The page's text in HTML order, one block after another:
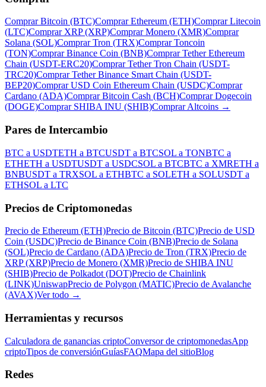
Comprar Bitcoin (BTC)Comprar Ethereum (ETH)Comprar Litecoin
(LTC)Comprar XRP (XRP)Comprar Monero (XMR)Comprar
Solana (SOL)Comprar Tron (TRX)Comprar Toncoin
(TON)Comprar Binance Coin (BNB)Comprar Tether Ethereum
Chain (USDT-ERC20)Comprar Tether Tron Chain (USDT-
TRC20)Comprar Tether Binance Smart Chain (USDT-
BEP20)Comprar USD Coin Ethereum Chain (USDC)Comprar
Cardano (ADA)Comprar Bitcoin Cash (BCH)Comprar Dogecoin
(DOGE)Comprar SHIBA INU (SHIB)Comprar Altcoins →
Pares de Intercambio
BTC a USDTETH a BTCUSDT a BTCSOL a TONBTC a
ETHETH a USDTUSDT a USDCSOL a BTCBTC a XMRETH a
BNBUSDT a TRXSOL a ETHBTC a SOLETH a SOLUSDT a
ETHSOL a LTC
Precios de Criptomonedas
Precio de Ethereum (ETH)Precio de Bitcoin (BTC)Precio de USD
Coin (USDC)Precio de Binance Coin (BNB)Precio de Solana
(SOL)Precio de Cardano (ADA)Precio de Tron (TRX)Precio de
XRP (XRP)Precio de Monero (XMR)Precio de SHIBA INU
(SHIB)Precio de Polkadot (DOT)Precio de Chainlink
(LINK)UniswapPrecio de Polygon (MATIC)Precio de Avalanche
(AVAX)Ver todo →
Herramientas y recursos
Calculadora de ganancias criptoConversor de criptomonedasApp
criptoTipos de conversiónGuíasFAQMapa del sitioBlog
Redes